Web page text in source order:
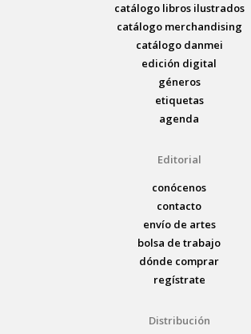
catálogo libros ilustrados
catálogo merchandising
catálogo danmei
edición digital
géneros
etiquetas
agenda
Editorial
conócenos
contacto
envío de artes
bolsa de trabajo
dónde comprar
regístrate
Distribución